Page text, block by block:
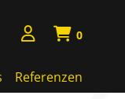
0
Referenzen